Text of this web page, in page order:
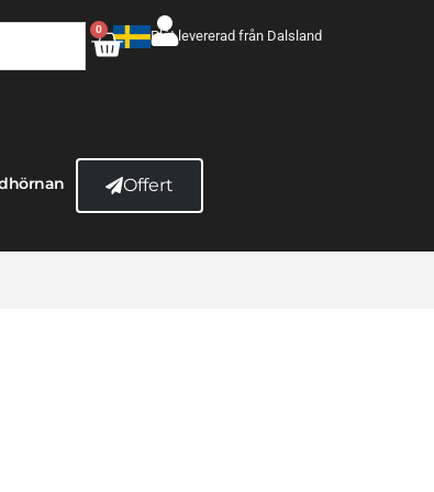
Plåt levererad från Dalsland
0
Offert